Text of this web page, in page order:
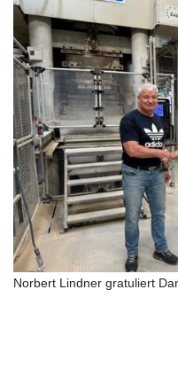
Norbert Lindner gratuliert